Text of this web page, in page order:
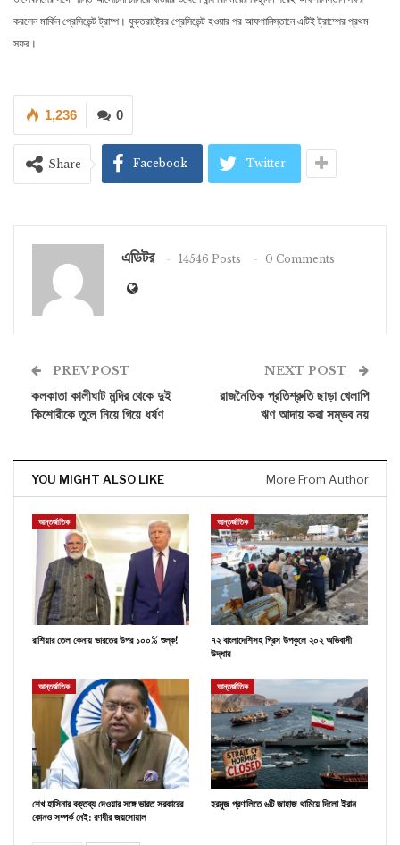
করলেন মার্কিন প্রেসিডেন্ট ট্রাম্প। যুক্তরাষ্ট্রের প্রেসিডেন্ট হওয়ার পর আফগানিস্তানে এটিই ট্রাম্পের প্রথম
সফর।
0
1,236
Share Facebook Twitter
এডিটর 14546 Posts 0 Comments
PREV POST
কলকাতা কালীঘাট মন্দির থেকে দুই
কিশোরীকে তুলে নিয়ে গিয়ে ধর্ষণ
NEXT POST
রাজনৈতিক প্রতিশ্রুতি ছাড়া খেলাপি
ঋণ আদায় করা সম্ভব নয়
YOU MIGHT ALSO LIKE More From Author
আন্তর্জাতিক
রাশিয়ার তেল কেনায় ভারতের উপর ১০০% শুল্ক!
আন্তর্জাতিক
৭২ বাংলাদেশিসহ গ্রিস উপকূলে ২০২ অভিবাসী
উদ্ধার
আন্তর্জাতিক
শেখ হাসিনার বক্তব্য দেওয়ার সঙ্গে ভারত সরকারের
কোনও সম্পর্ক নেই: রণধীর জয়সোয়াল
আন্তর্জাতিক
হরমুজ প্রণালিতে ৬টি জাহাজ থামিয়ে দিলো ইরান